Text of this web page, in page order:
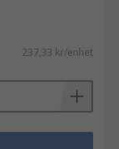
237,33 kr/enhet